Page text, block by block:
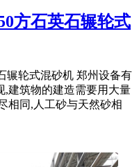
方石英石辗轮式
辗轮式混砂机 郑州设备有
,建筑物的建造需要用大量
相同,人工砂与天然砂相